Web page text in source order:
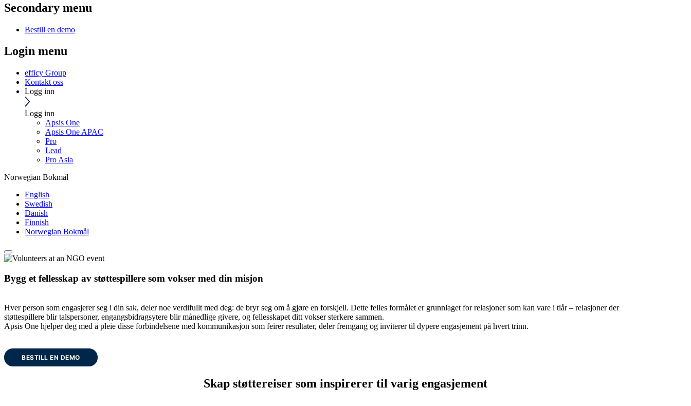
Secondary menu
Bestill en demo
Login menu
efficy Group
Kontakt oss
Logg inn
Logg inn
Apsis One
Apsis One APAC
Pro
Lead
Pro Asia
Norwegian Bokmål
English
Swedish
Danish
Finnish
Norwegian Bokmål
Bygg et fellesskap av støttespillere som vokser med din misjon
Hver person som engasjerer seg i din sak, deler noe verdifullt med deg: de bryr seg om å gjøre en forskjell. Dette felles formålet er grunnlaget for relasjoner som kan vare i tiår – relasjoner der
støttespillere blir talspersoner, engangsbidragsytere blir månedlige givere, og fellesskapet ditt vokser sterkere sammen.
Apsis One hjelper deg med å pleie disse forbindelsene med kommunikasjon som feirer resultater, deler fremgang og inviterer til dypere engasjement på hvert trinn.
BESTILL EN DEMO
Skap støttereiser som inspirerer til varig engasjement